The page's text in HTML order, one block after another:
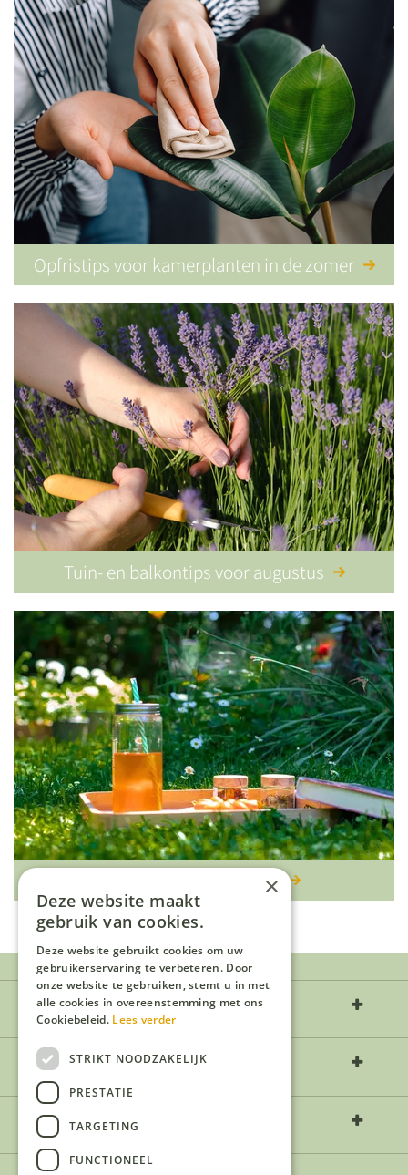
Opfristips voor kamerplanten in de zomer
Tuin- en balkontips voor augustus
(IJs)thee uit eigen tuin
Over ons
Openingstijden
Contact
×
Deze website maakt
gebruik van cookies.
Deze website gebruikt cookies om uw
gebruikerservaring te verbeteren. Door
onze website te gebruiken, stemt u in met
alle cookies in overeenstemming met ons
Cookiebeleid. Lees verder
STRIKT NOODZAKELIJK
PRESTATIE
TARGETING
FUNCTIONEEL